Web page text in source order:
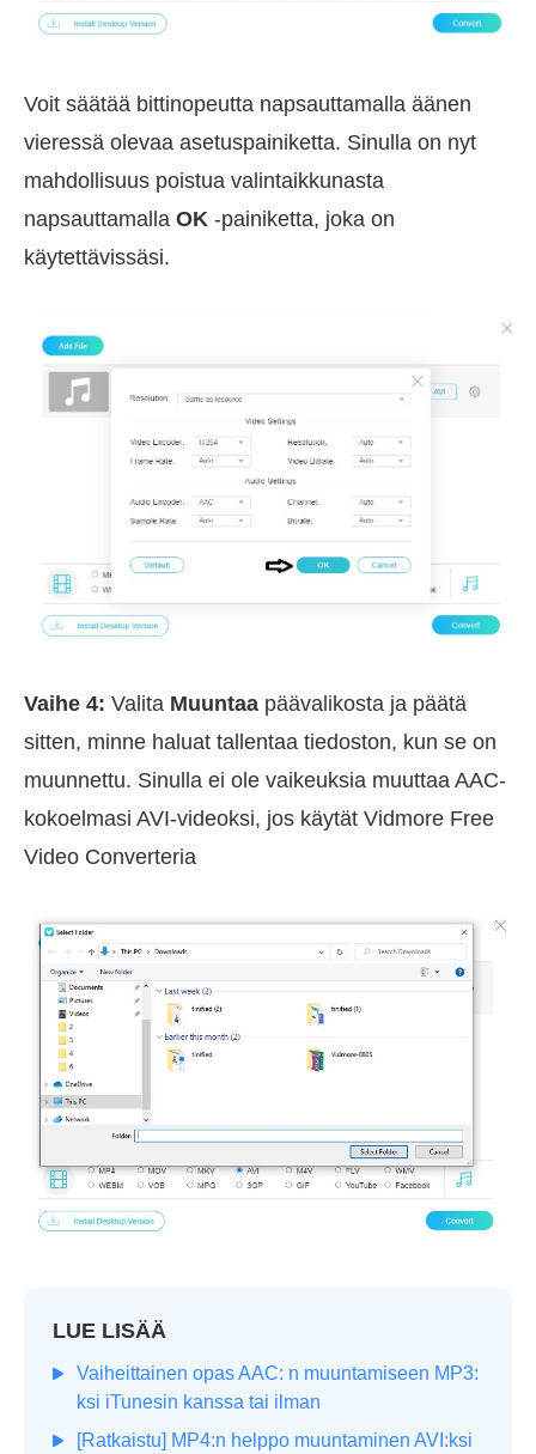
Voit säätää bittinopeutta napsauttamalla äänen
vieressä olevaa asetuspainiketta. Sinulla on nyt
mahdollisuus poistua valintaikkunasta
napsauttamalla OK -painiketta, joka on
käytettävissäsi.
Vaihe 4: Valita Muuntaa päävalikosta ja päätä
sitten, minne haluat tallentaa tiedoston, kun se on
muunnettu. Sinulla ei ole vaikeuksia muuttaa AAC-
kokoelmasi AVI-videoksi, jos käytät Vidmore Free
Video Converteria
LUE LISÄÄ
Vaiheittainen opas AAC: n muuntamiseen MP3:
ksi iTunesin kanssa tai ilman
[Ratkaistu] MP4:n helppo muuntaminen AVI:ksi